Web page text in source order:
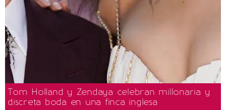
Tom Holland y Zendaya celebran millonaria y
discreta boda en una finca inglesa